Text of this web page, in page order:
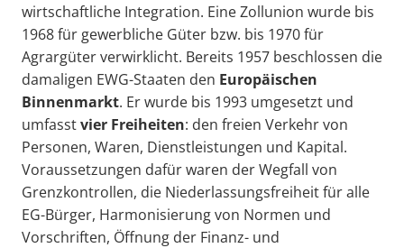
wirtschaftliche Integration. Eine Zollunion wurde bis
1968 für gewerbliche Güter bzw. bis 1970 für
Agrargüter verwirklicht. Bereits 1957 beschlossen die
damaligen EWG-Staaten den Europäischen
Binnenmarkt. Er wurde bis 1993 umgesetzt und
umfasstvier Freiheiten: den freien Verkehr von
Personen, Waren, Dienstleistungen und Kapital.
Voraussetzungen dafür waren der Wegfall von
Grenzkontrollen, die Niederlassungsfreiheit für alle
EG-Bürger, Harmonisierung von Normen und
Vorschriften, Öffnung der Finanz- und